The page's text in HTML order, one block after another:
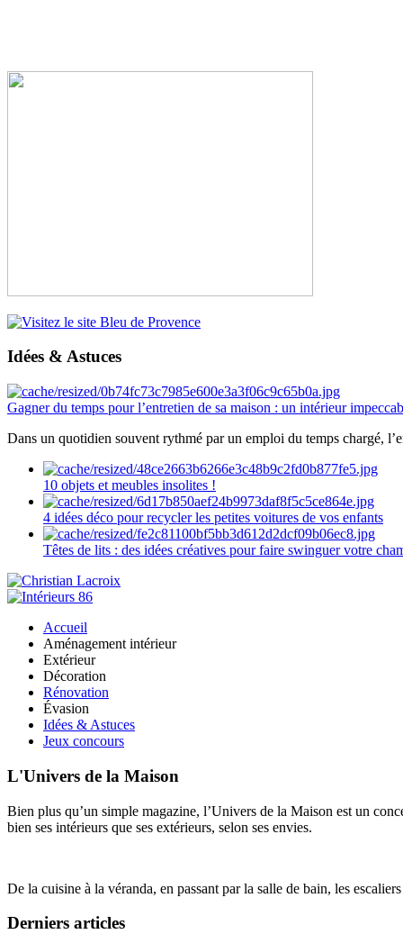
Idées & Astuces
Gagner du temps pour l’entretien de sa maison : un intérieur
Dans un quotidien souvent rythmé par un emploi du temps chargé,
10 objets et meubles insolites !
4 idées déco pour recycler les petites voitures de vos enfants
Têtes de lits : des idées créatives pour faire swinguer votre
Accueil
Aménagement intérieur
Extérieur
Décoration
Rénovation
Évasion
Idées & Astuces
Jeux concours
L'Univers de la Maison
Bien plus qu’un simple magazine, l’Univers de la Maison est un
bien ses intérieurs que ses extérieurs, selon ses envies.
De la cuisine à la véranda, en passant par la salle de bain, les
Derniers articles